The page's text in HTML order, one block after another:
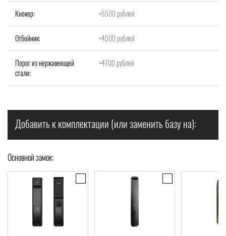
Кнокер: +5500 рублей
Отбойник: +4500 рублей
Порог из нержавеющей
стали:
+4700 рублей
Добавить к комплектации (или заменить базу на):
Основной замок: